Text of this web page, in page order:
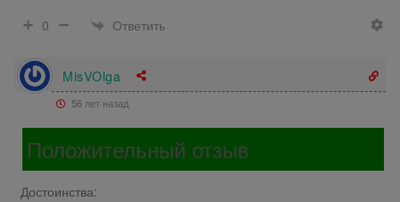
0
Ответить
MisVOlga
56 лет назад
Положительный отзыв
Достоинства: